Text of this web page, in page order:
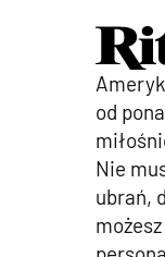
od
Nie
ubrań,